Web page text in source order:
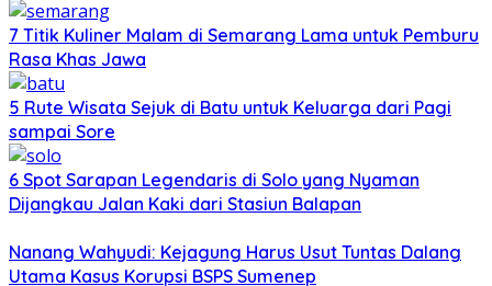
7 Titik Kuliner Malam di Semarang Lama untuk Pemburu
Rasa Khas Jawa
5 Rute Wisata Sejuk di Batu untuk Keluarga dari Pagi
sampai Sore
6 Spot Sarapan Legendaris di Solo yang Nyaman
Dijangkau Jalan Kaki dari Stasiun Balapan
Nanang Wahyudi: Kejagung Harus Usut Tuntas Dalang
Utama Kasus Korupsi BSPS Sumenep